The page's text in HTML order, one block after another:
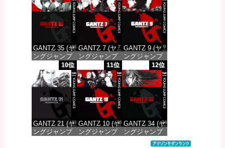
価格：¥100 価格：¥100 価格：¥100
GANTZ 35 (ヤ
ングジャンプ
コミックス
DIGITAL)
価格：¥100
GANTZ 7 (ヤ
ングジャンプ
コミックス
DIGITAL)
価格：¥100
GANTZ 9 (ヤ
ングジャンプ
コミックス
DIGITAL)
価格：¥100
10位
GANTZ 21 (ヤ
ングジャンプ
11位
GANTZ 10 (ヤ
ングジャンプ
12位
GANTZ 34 (ヤ
ングジャンプ
コミックス